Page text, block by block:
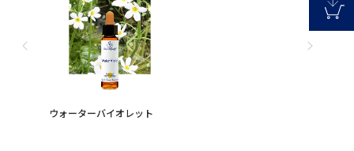
ウォーターバイオレット